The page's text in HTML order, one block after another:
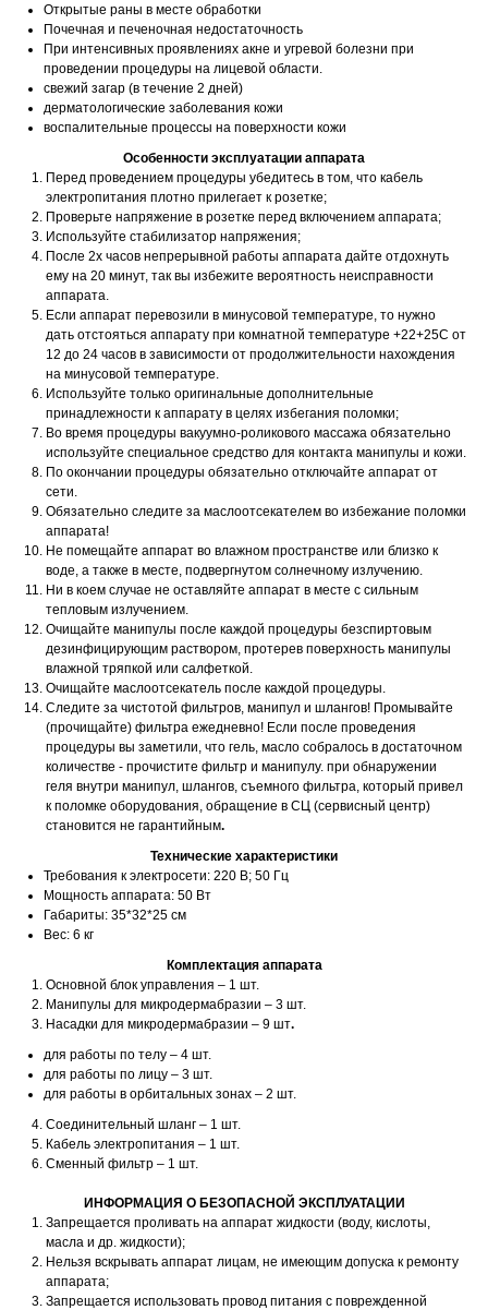
Открытые раны в месте обработки
Почечная и печеночная недостаточность
При интенсивных проявлениях акне и угревой болезни при
проведении процедуры на лицевой области.
свежий загар (в течение 2 дней)
дерматологические заболевания кожи
воспалительные процессы на поверхности кожи
Особенности эксплуатации аппарата
Перед проведением процедуры убедитесь в том, что кабель
электропитания плотно прилегает к розетке;
Проверьте напряжение в розетке перед включением аппарата;
Используйте стабилизатор напряжения;
После 2х часов непрерывной работы аппарата дайте отдохнуть
ему на 20 минут, так вы избежите вероятность неисправности
аппарата.
Если аппарат перевозили в минусовой температуре, то нужно
дать отстояться аппарату при комнатной температуре +22+25С от
12 до 24 часов в зависимости от продолжительности нахождения
на минусовой температуре.
Используйте только оригинальные дополнительные
принадлежности к аппарату в целях избегания поломки;
Во время процедуры вакуумно-роликового массажа обязательно
используйте специальное средство для контакта манипулы и кожи.
По окончании процедуры обязательно отключайте аппарат от
сети.
Обязательно следите за маслоотсекателем во избежание поломки
аппарата!
Не помещайте аппарат во влажном пространстве или близко к
воде, а также в месте, подвергнутом солнечному излучению.
Ни в коем случае не оставляйте аппарат в месте c сильным
тепловым излучением.
Очищайте манипулы после каждой процедуры безспиртовым
дезинфицирующим раствором, протерев поверхность манипулы
влажной тряпкой или салфеткой.
Очищайте маслоотсекатель после каждой процедуры.
Следите за чистотой фильтров, манипул и шлангов! Промывайте
(прочищайте) фильтра ежедневно! Если после проведения
процедуры вы заметили, что гель, масло собралось в достаточном
количестве - прочистите фильтр и манипулу. при обнаружении
геля внутри манипул, шлангов, съемного фильтра, который привел
к поломке оборудования, обращение в СЦ (сервисный центр)
становится не гарантийным.
Технические характеристики
Требования к электросети: 220 В; 50 Гц
Мощность аппарата: 50 Вт
Габариты: 35*32*25 см
Вес: 6 кг
Комплектация аппарата
Основной блок управления – 1 шт.
Манипулы для микродермабразии – 3 шт.
Насадки для микродермабразии – 9 шт.
для работы по телу – 4 шт.
для работы по лицу – 3 шт.
для работы в орбитальных зонах – 2 шт.
4. Соединительный шланг – 1 шт.
5. Кабель электропитания – 1 шт.
6. Сменный фильтр – 1 шт.
ИНФОРМАЦИЯ О БЕЗОПАСНОЙ ЭКСПЛУАТАЦИИ
Запрещается проливать на аппарат жидкости (воду, кислоты,
масла и др. жидкости);
Нельзя вскрывать аппарат лицам, не имеющим допуска к ремонту
аппарата;
Запрещается использовать провод питания с поврежденной